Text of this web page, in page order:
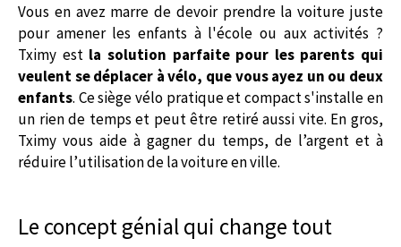
Vous en avez marre de devoir prendre la voiture juste
pour amener les enfants à l'école ou aux activités ?
Tximy est la solution parfaite pour les parents qui
veulent se déplacer à vélo, que vous ayez un ou deux
enfants. Ce siège vélo pratique et compact s'installe en
un rien de temps et peut être retiré aussi vite. En gros,
Tximy vous aide à gagner du temps, de l’argent et à
réduire l’utilisation de la voiture en ville.
Le concept génial qui change tout